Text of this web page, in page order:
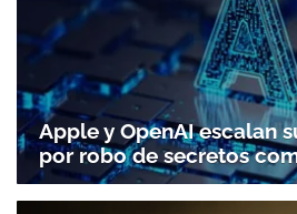
Apple y OpenAI escalan
por robo de secretos